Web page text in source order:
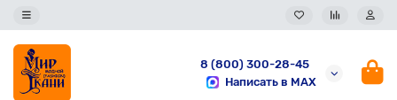
8 (800) 300-28-45
Написать в MAX